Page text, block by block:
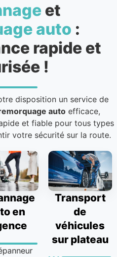
et
auto :
rapide et
!
disposition un service de
auto efficace,
et fiable pour tous types
votre sécurité sur la route.
en
Transport
de
véhicules
sur plateau